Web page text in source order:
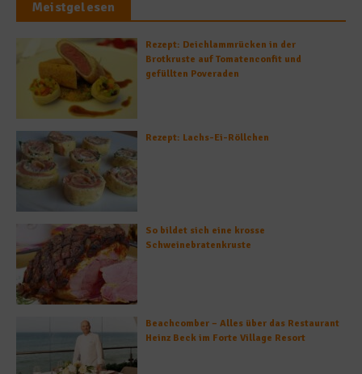
Meistgelesen
Rezept: Deichlammrücken in der
Brotkruste auf Tomatenconfit und
gefüllten Poveraden
Rezept: Lachs-Ei-Röllchen
So bildet sich eine krosse
Schweinebratenkruste
Beachcomber – Alles über das Restaurant
Heinz Beck im Forte Village Resort